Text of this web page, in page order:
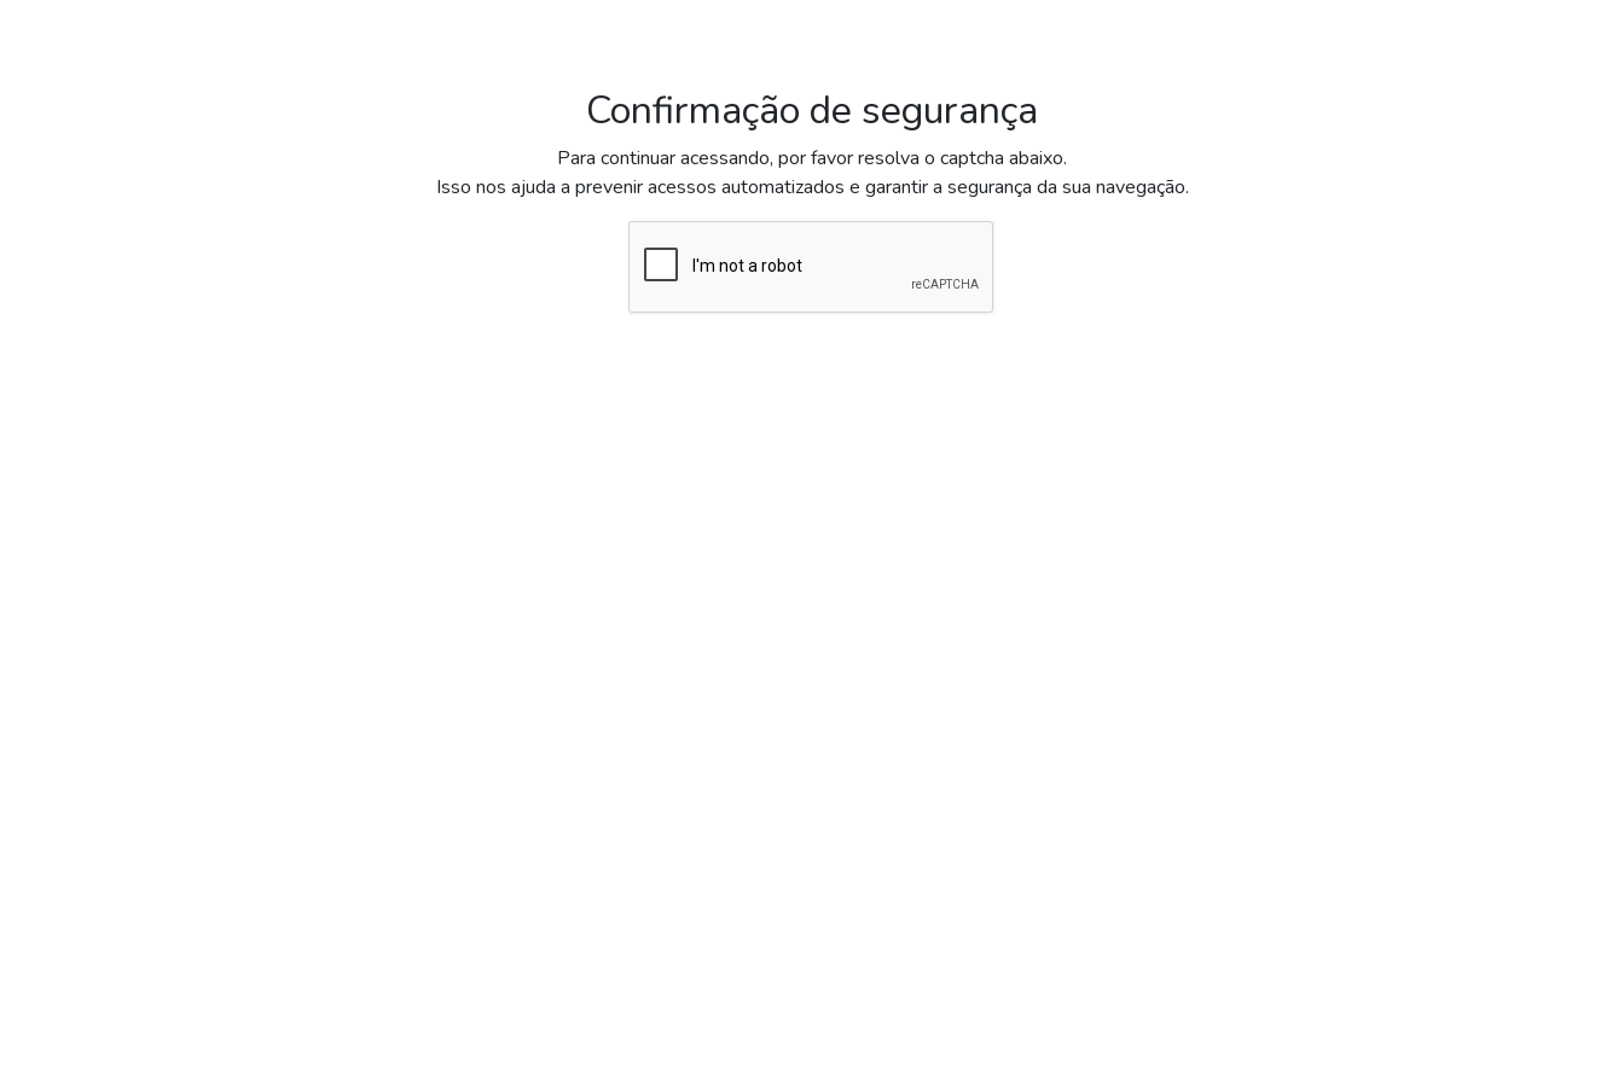
Confirmação de segurança
Para continuar acessando, por favor resolva o captcha abaixo.
Isso nos ajuda a prevenir acessos automatizados e garantir a segurança da sua navegação.